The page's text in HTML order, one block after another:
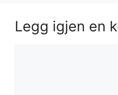
Legg igjen en